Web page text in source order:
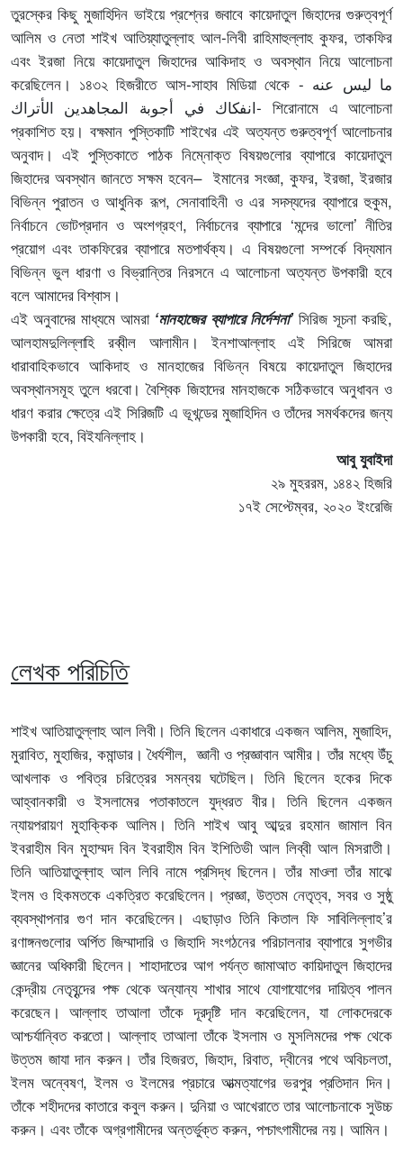
তুরস্কের কিছু মুজাহিদিন ভাইয়ে প্রশ্নের জবাবে কায়েদাতুল জিহাদের গুরুত্বপূর্ণ
আলিম ও নেতা শাইখ আতিয়্যাতুল্লাহ আল-লিবী রাহিমাহুল্লাহ কুফর, তাকফির
এবং ইরজা নিয়ে কায়েদাতুল জিহাদের আকিদাহ ও অবস্থান নিয়ে আলোচনা
করেছিলেন। ১৪৩২ হিজরীতে আস-সাহাব মিডিয়া থেকে - ما ليس عنه
انفكاك في أجوبة المجاهدين الأتراك- শিরোনামে এ আলোচনা
প্রকাশিত হয়। বক্ষমান পুস্তিকাটি শাইখের এই অত্যন্ত গুরুত্বপূর্ণ আলোচনার
অনুবাদ। এই পুস্তিকাতে পাঠক নিম্নোক্ত বিষয়গুলোর ব্যাপারে কায়েদাতুল
জিহাদের অবস্থান জানতে সক্ষম হবেন– ইমানের সংজ্ঞা, কুফর, ইরজা, ইরজার
বিভিন্ন পুরাতন ও আধুনিক রূপ, সেনাবাহিনী ও এর সদস্যদের ব্যাপারে হুকুম,
নির্বাচনে ভোটপ্রদান ও অংশগ্রহণ, নির্বাচনের ব্যাপারে ‘মন্দের ভালো’ নীতির
প্রয়োগ এবং তাকফিরের ব্যাপারে মতপার্থক্য। এ বিষয়গুলো সম্পর্কে বিদ্যমান
বিভিন্ন ভুল ধারণা ও বিভ্রান্তির নিরসনে এ আলোচনা অত্যন্ত উপকারী হবে
বলে আমাদের বিশ্বাস।
এই অনুবাদের মাধ্যমে আমরা ‘মানহাজের ব্যাপারে নির্দেশনা’সিরিজ সূচনা করছি,
আলহামদুলিল্লাহি রব্বীল আলামীন। ইনশাআল্লাহ এই সিরিজে আমরা
ধারাবাহিকভাবে আকিদাহ ও মানহাজের বিভিন্ন বিষয়ে কায়েদাতুল জিহাদের
অবস্থানসমূহ তুলে ধরবো। বৈশ্বিক জিহাদের মানহাজকে সঠিকভাবে অনুধাবন ও
ধারণ করার ক্ষেত্রে এই সিরিজটি এ ভূখন্ডের মুজাহিদিন ও তাঁদের সমর্থকদের জন্য
উপকারী হবে, বিইযনিল্লাহ।
আবু যুবাইদা
২৯ মুহররম, ১৪৪২ হিজরি
১৭ই সেপ্টেম্বর, ২০২০ ইংরেজি
লেখক পরিচিতি
শাইখ আতিয়াতুল্লাহ আল লিবী। তিনি ছিলেন একাধারে একজন আলিম, মুজাহিদ,
মুরাবিত, মুহাজির, কমান্ডার। ধৈর্যশীল, জ্ঞানী ও প্রজ্ঞাবান আমীর। তাঁর মধ্যে উঁচু
আখলাক ও পবিত্র চরিত্রের সমন্বয় ঘটেছিল। তিনি ছিলেন হকের দিকে
আহ্বানকারী ও ইসলামের পতাকাতলে যুদ্ধরত বীর। তিনি ছিলেন একজন
ন্যায়পরায়ণ মুহাক্কিক আলিম। তিনি শাইখ আবু আব্দুর রহমান জামাল বিন
ইবরাহীম বিন মুহাম্মদ বিন ইবরাহীম বিন ইশিতিভী আল লিব্বী আল মিসরাতী।
তিনি আতিয়াতুল্লাহ আল লিবি নামে প্রসিদ্ধ ছিলেন। তাঁর মাওলা তাঁর মাঝে
ইলম ও হিকমতকে একত্রিত করেছিলেন। প্রজ্ঞা, উত্তম নেতৃত্ব, সবর ও সুষ্ঠু
ব্যবস্থাপনার গুণ দান করেছিলেন। এছাড়াও তিনি কিতাল ফি সাবিলিল্লাহ’র
রণাঙ্গনগুলোর অর্পিত জিম্মাদারি ও জিহাদি সংগঠনের পরিচালনার ব্যাপারে সুগভীর
জ্ঞানের অধিকারী ছিলেন। শাহাদাতের আগ পর্যন্ত জামাআত কায়িদাতুল জিহাদের
কেন্দ্রীয় নেতৃবৃন্দের পক্ষ থেকে অন্যান্য শাখার সাথে যোগাযোগের দায়িত্ব পালন
করেছেন। আল্লাহ তাআলা তাঁকে দূরদৃষ্টি দান করেছিলেন, যা লোকদেরকে
আশ্চর্যান্বিত করতো। আল্লাহ তাআলা তাঁকে ইসলাম ও মুসলিমদের পক্ষ থেকে
উত্তম জাযা দান করুন। তাঁর হিজরত, জিহাদ, রিবাত, দ্বীনের পথে অবিচলতা,
ইলম অন্বেষণ, ইলম ও ইলমের প্রচারে আত্মত্যাগের ভরপুর প্রতিদান দিন ।
তাঁকে শহীদদের কাতারে কবুল করুন। দুনিয়া ও আখেরাতে তার আলোচনাকে সুউচ্চ
করুন। এবং তাঁকে অগ্রগামীদের অন্তর্ভুক্ত করুন, পশ্চাৎগামীদের নয়। আমিন।